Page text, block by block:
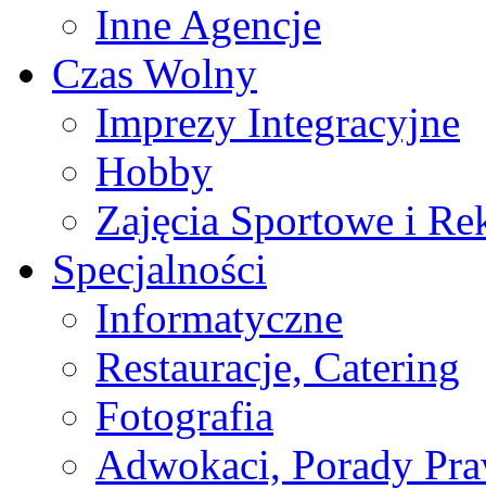
Inne Agencje
Czas Wolny
Imprezy Integracyjne
Hobby
Zajęcia Sportowe i
Specjalności
Informatyczne
Restauracje, Catering
Fotografia
Adwokaci, Porady